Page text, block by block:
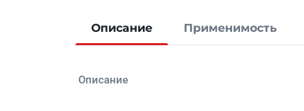
Описание Применимость
Описание